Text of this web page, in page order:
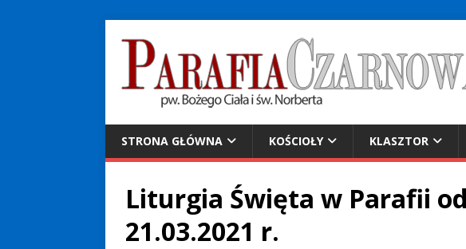
STRONA GŁÓWNA KOŚCIOŁY KLASZTOR
Liturgia Święta w Parafii
21.03.2021 r.